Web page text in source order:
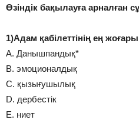
Өзіндік бақылауға арналған
1)Адам қабiлеттiнің ең
A. Данышпандық*
B. эмоционалдық
C. қызығушылық
D. дербестiк
E. ниет